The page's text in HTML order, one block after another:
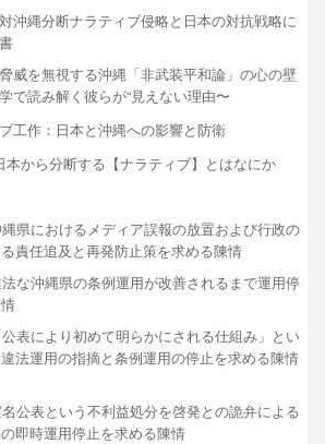
沖縄分断ナラティブ侵略と日本の対抗戦略に
威を無視する沖縄「非武装平和論」の心の壁
で読み解く彼らが“見えない理由〜
工作：日本と沖縄への影響と防衛
本から分断する【ナラティブ】とはなにか
縄県におけるメディア誤報の放置および行政の
責任追及と再発防止策を求める陳情
法な沖縄県の条例運用が改善されるまで運用停
公表により初めて明らかにされる仕組み」とい
法運用の指摘と条例運用の停止を求める陳情
名公表という不利益処分を啓発との詭弁による
即時運用停止を求める陳情